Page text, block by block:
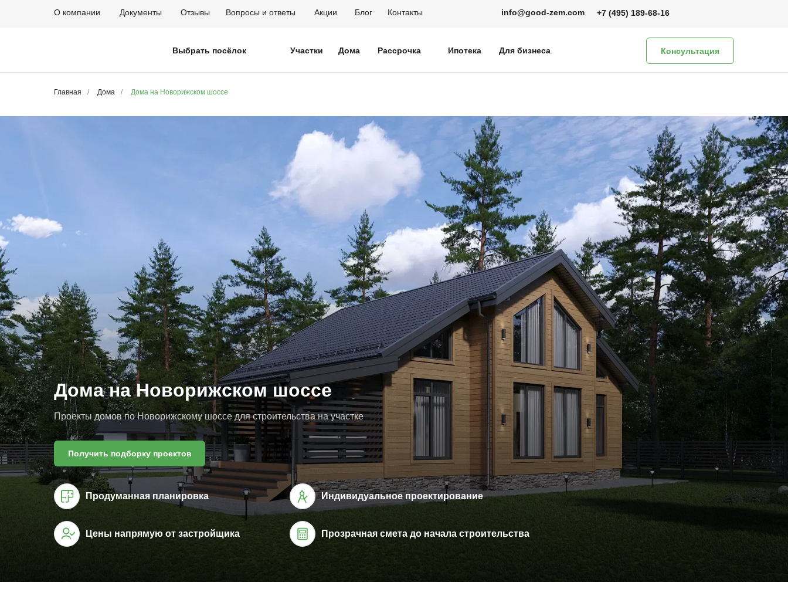
Выбрать посёлок Консультация
Участки Дома Рассрочка Ипотека Для бизнеса
О компании Документы Отзывы Вопросы и ответы Блог Контакты
Акции info@good-zem.com +7 (495) 189-68-16
Главная / Дома / Дома на Новорижском шоссе
Дома на Новорижском шоссе
Проекты домов по Новорижскому шоссе для строительства на участке
Продуманная планировка
Цены напрямую от застройщика
Индивидуальное проектирование
Прозрачная смета до начала строительства
Получить подборку проектов